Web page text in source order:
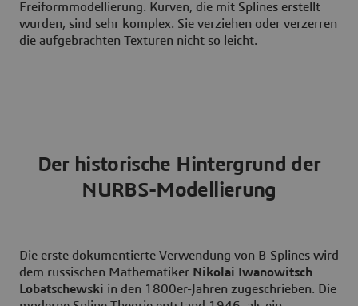
Freiformmodellierung. Kurven, die mit Splines erstellt
wurden, sind sehr komplex. Sie verziehen oder verzerren
die aufgebrachten Texturen nicht so leicht.
Der historische Hintergrund der
NURBS-Modellierung
Die erste dokumentierte Verwendung von B-Splines wird
dem russischen Mathematiker Nikolai Iwanowitsch
Lobatschewski in den 1800er-Jahren zugeschrieben. Die